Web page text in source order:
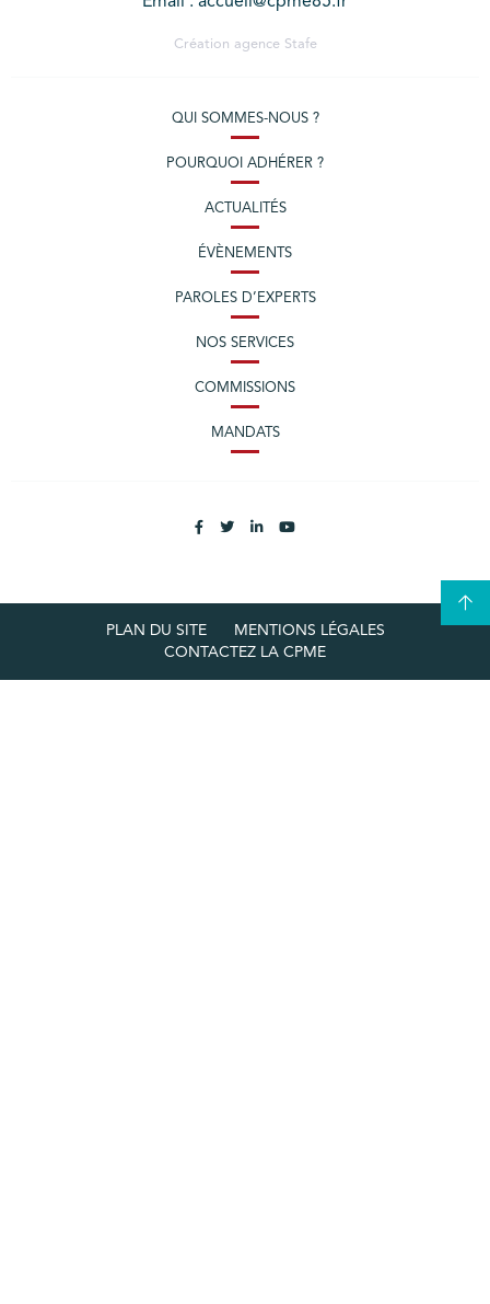
Création agence Stafe
QUI SOMMES-NOUS ?
POURQUOI ADHÉRER ?
ACTUALITÉS
ÉVÈNEMENTS
PAROLES D’EXPERTS
NOS SERVICES
COMMISSIONS
MANDATS
PLAN DU SITE
MENTIONS LÉGALES
CONTACTEZ LA CPME